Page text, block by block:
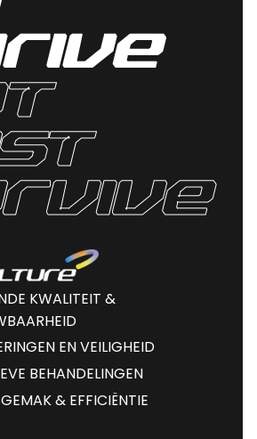
KWALITEIT &
EN VEILIGHEID
BEHANDELINGEN
& EFFICIËNTIE